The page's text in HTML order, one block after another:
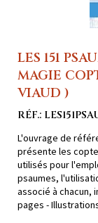
LES 151
MAGIE
VIAUD )
RÉF.:
L'ouvrage de
présente les
utilisés pour
psaumes,
associé à chacun,
pages -